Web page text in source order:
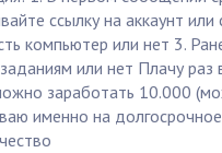
ссылку на аккаунт или
компьютер или нет 3.
или нет Плачу
заработать 10.000
именно на долгосрочное